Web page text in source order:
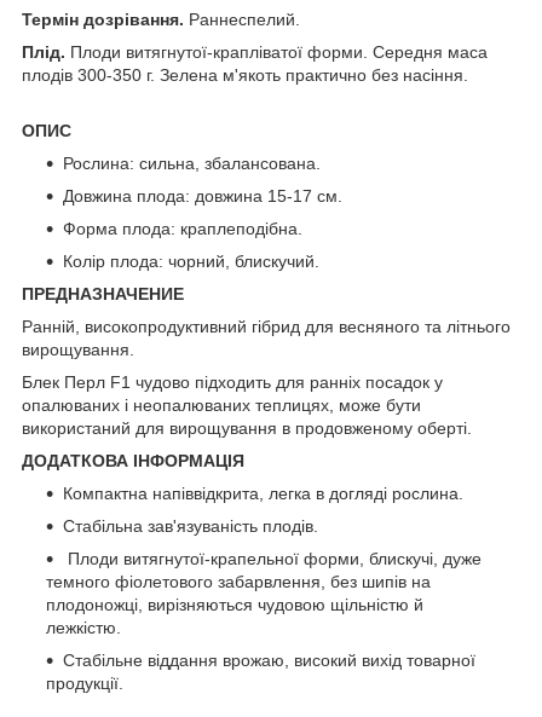
Термін дозрівання. Раннеспелий.
Плід. Плоди витягнутої-крапліватої форми. Середня маса
плодів 300-350 г. Зелена м'якоть практично без насіння.
ОПИС
Рослина: сильна, збалансована.
Довжина плода: довжина 15-17 см.
Форма плода: краплеподібна.
Колір плода: чорний, блискучий.
ПРЕДНАЗНАЧЕНИЕ
Ранній, високопродуктивний гібрид для весняного та літнього
вирощування.
Блек Перл F1 чудово підходить для ранніх посадок у
опалюваних і неопалюваних теплицях, може бути
використаний для вирощування в продовженому оберті.
ДОДАТКОВА ІНФОРМАЦІЯ
Компактна напіввідкрита, легка в догляді рослина.
Стабільна зав'язуваність плодів.
Плоди витягнутої-крапельної форми, блискучі, дуже
темного фіолетового забарвлення, без шипів на
плодоножці, вирізняються чудовою щільністю й
лежкістю.
Стабільне віддання врожаю, високий вихід товарної
продукції.